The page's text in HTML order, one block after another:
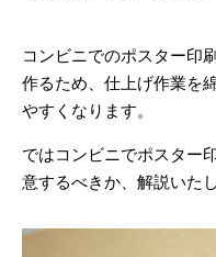
コンビニでのポスター印
作るため、仕上げ作業を
やすくなります。
ではコンビニでポスター
意するべきか、解説いたし